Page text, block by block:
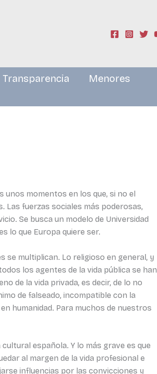
Transparencia
Menores
unos momentos en los que, si no el
Las fuerzas sociales más poderosas,
Se busca un modelo de Universidad
lo que Europa quiere ser.
se multiplican. Lo religioso en general, y
los agentes de la vida pública se han
de la vida privada, es decir, de lo no
de falseado, incompatible con la
humanidad. Para muchos de nuestros
española. Y lo más grave es que
al margen de la vida profesional e
influencias por las convicciones y